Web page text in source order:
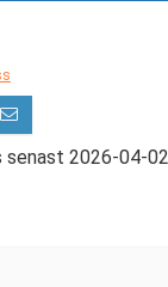
2026-04-